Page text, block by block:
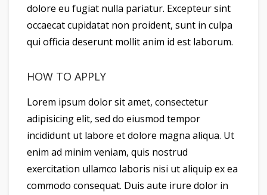
dolore eu fugiat nulla pariatur. Excepteur sint
occaecat cupidatat non proident, sunt in culpa
qui officia deserunt mollit anim id est laborum.
HOW TO APPLY
Lorem ipsum dolor sit amet, consectetur
adipisicing elit, sed do eiusmod tempor
incididunt ut labore et dolore magna aliqua. Ut
enim ad minim veniam, quis nostrud
exercitation ullamco laboris nisi ut aliquip ex ea
commodo consequat. Duis aute irure dolor in